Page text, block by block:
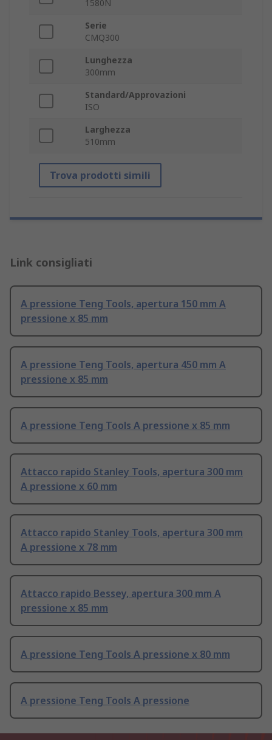
1580N
Serie
CMQ300
Lunghezza
300mm
Standard/Approvazioni
ISO
Larghezza
510mm
Trova prodotti simili
Link consigliati
A pressione Teng Tools, apertura 150 mm A
pressione x 85 mm
A pressione Teng Tools, apertura 450 mm A
pressione x 85 mm
A pressione Teng Tools A pressione x 85 mm
Attacco rapido Stanley Tools, apertura 300 mm
A pressione x 60 mm
Attacco rapido Stanley Tools, apertura 300 mm
A pressione x 78 mm
Attacco rapido Bessey, apertura 300 mm A
pressione x 85 mm
A pressione Teng Tools A pressione x 80 mm
A pressione Teng Tools A pressione